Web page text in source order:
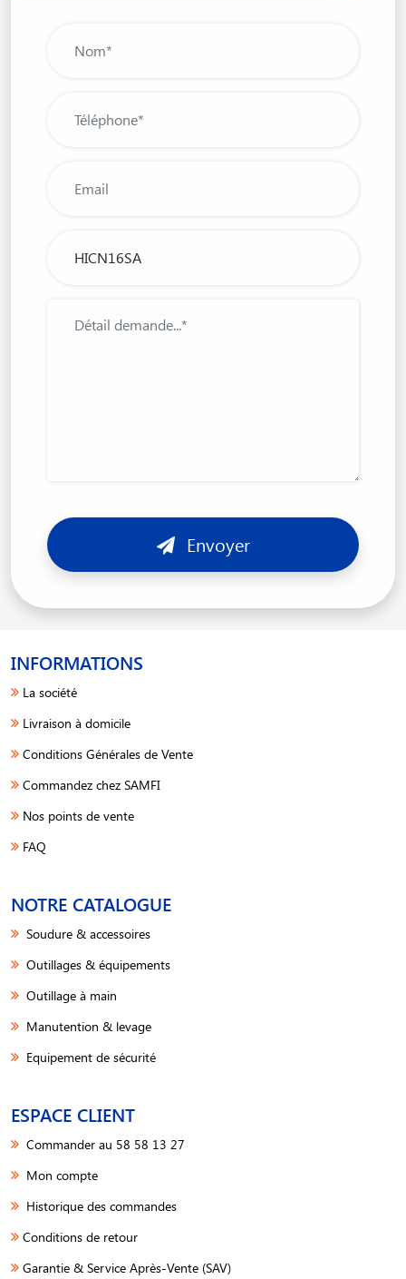
Envoyer
INFORMATIONS
La société
Livraison à domicile
Conditions Générales de Vente
Commandez chez SAMFI
Nos points de vente
FAQ
NOTRE CATALOGUE
Soudure & accessoires
Outillages & équipements
Outillage à main
Manutention & levage
Equipement de sécurité
ESPACE CLIENT
Commander au 58 58 13 27
Mon compte
Historique des commandes
Conditions de retour
Garantie & Service Après-Vente (SAV)